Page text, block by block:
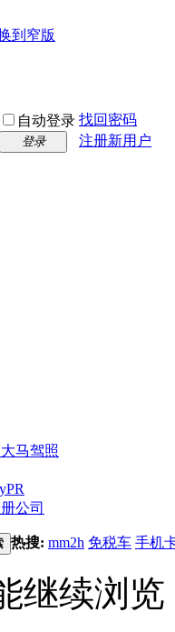
到窄版
自动登录 找回密码
登录 注册新用户
马驾照
公司
热搜: mm2h 免税车 手机
继续浏览